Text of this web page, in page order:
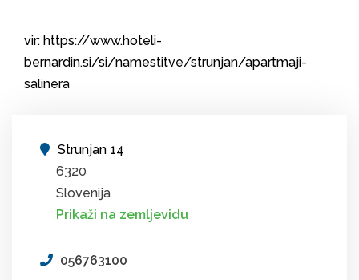
vir: https://www.hoteli-
bernardin.si/si/namestitve/strunjan/apartmaji-
salinera
Strunjan 14
6320
Slovenija
Prikaži na zemljevidu
056763100